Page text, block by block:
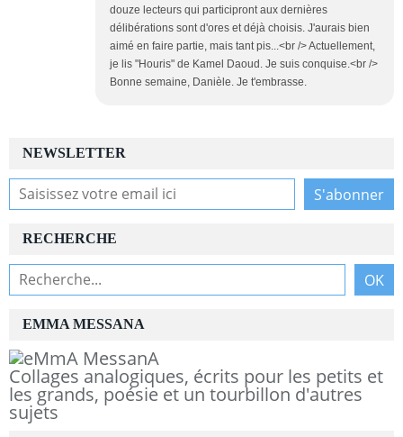
douze lecteurs qui participront aux dernières
délibérations sont d'ores et déjà choisis. J'aurais bien
aimé en faire partie, mais tant pis...<br /> Actuellement,
je lis "Houris" de Kamel Daoud. Je suis conquise.<br />
Bonne semaine, Danièle. Je t'embrasse.
NEWSLETTER
RECHERCHE
EMMA MESSANA
Collages analogiques, écrits pour les petits et
les grands, poésie et un tourbillon d'autres
sujets